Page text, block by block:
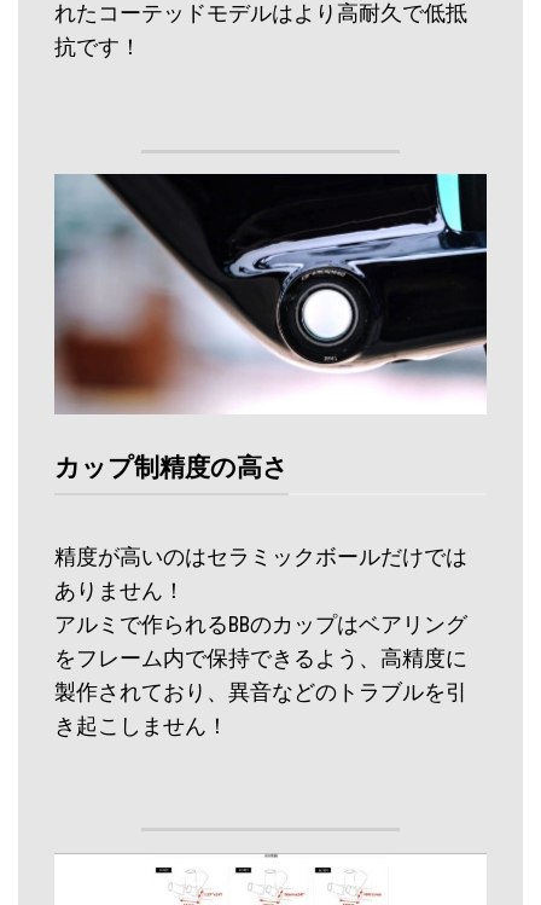
れたコーテッドモデルはより高耐久で低抵
抗です！
カップ制精度の高さ
精度が高いのはセラミックボールだけでは
ありません！
アルミで作られるBBのカップはベアリング
をフレーム内で保持できるよう、高精度に
製作されており、異音などのトラブルを引
き起こしません！